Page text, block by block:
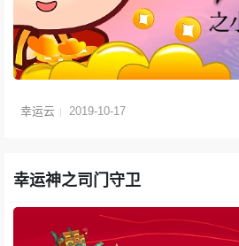
幸运云 2019-10-17
幸运神之司门守卫